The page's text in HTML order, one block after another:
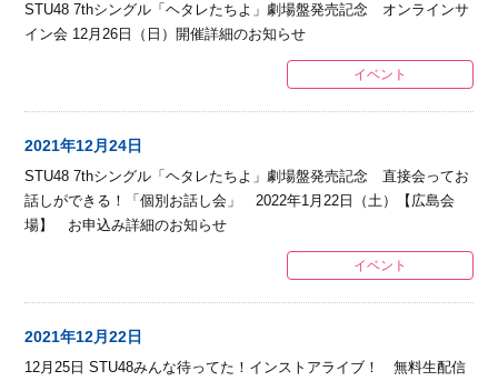
STU48 7thシングル「ヘタレたちよ」劇場盤発売記念 オンラインサ
イン会 12月26日（日）開催詳細のお知らせ
イベント
2021年12月24日
STU48 7thシングル「ヘタレたちよ」劇場盤発売記念 直接会ってお
話しができる！「個別お話し会」 2022年1月22日（土）【広島会
場】 お申込み詳細のお知らせ
イベント
2021年12月22日
12月25日 STU48みんな待ってた！インストアライブ！ 無料生配信